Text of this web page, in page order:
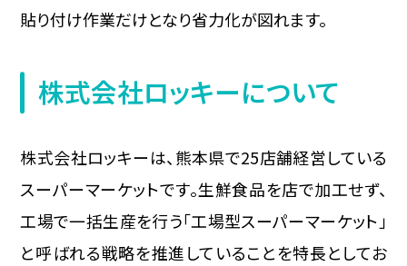
貼り付け作業だけとなり省力化が図れます。
株式会社ロッキーについて
株式会社ロッキーは、熊本県で25店舗経営している
スーパーマーケットです。生鮮食品を店で加工せず、
工場で一括生産を行う「工場型スーパーマーケット」
と呼ばれる戦略を推進していることを特長としてお